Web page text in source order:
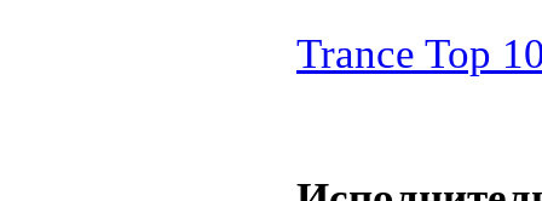
Trance Top